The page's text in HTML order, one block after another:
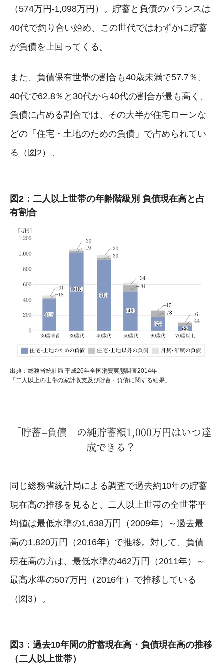
（574万円-1,098万円）。貯蓄と負債のバランスは
40代で釣り合い始め、この世代ではわずかに貯蓄
が負債を上回ってくる。
また、負債保有世帯の割合も40歳未満で57.7％、
40代で62.8％と30代から40代の割合が最も高く、
負債に占める割合では、その大半が住宅ローンな
どの「住宅・土地のための負債」で占められてい
る（図2）。
図2：二人以上世帯の年齢階級別 負債現在高と占
有割合
出典：総務省統計局 平成26年全国消費実態調査2014年
「二人以上の世帯の家計収支及び貯蓄・負債に関する結果」
「貯蓄–負債」の純貯蓄額1,000万円はいつ達
成できる？
同じ総務省統計局による調査で過去約10年の貯蓄
現在高の推移を見ると、二人以上世帯の全世帯平
均値は最低水準の1,638万円（2009年）～過去最
高の1,820万円（2016年）で推移。対して、負債
現在高の方は、最低水準の462万円（2011年）～
最高水準の507万円（2016年）で推移している
（図3）。
図3：過去10年間の貯蓄現在高・負債現在高の推移
（二人以上世帯）